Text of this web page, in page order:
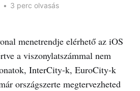
• 3 perc olvasás
menetrendje elérhető az iOS
a viszonylatszámmal nem
InterCity-k, EuroCity-k
országszerte megtervezheted